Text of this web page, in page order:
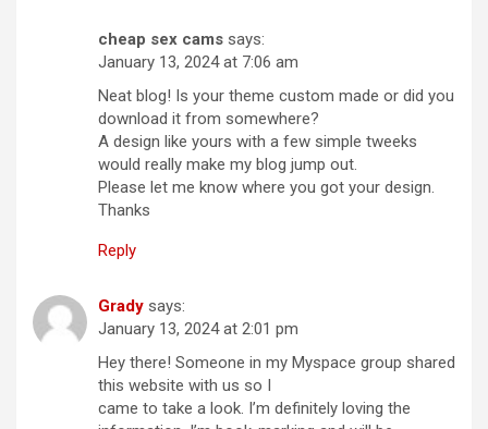
cheap sex cams says:
January 13, 2024 at 7:06 am
Neat blog! Is your theme custom made or did you
download it from somewhere?
A design like yours with a few simple tweeks
would really make my blog jump out.
Please let me know where you got your design.
Thanks
Reply
Grady says:
January 13, 2024 at 2:01 pm
Hey there! Someone in my Myspace group shared
this website with us so I
came to take a look. I’m definitely loving the